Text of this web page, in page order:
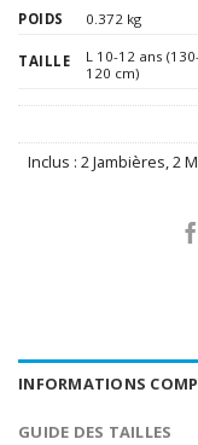
POIDS 0.372 kg
TAILLE L 10-12 ans
120 cm)
Inclus : 2 Jambières,2
INFORMATIONS
GUIDE DES TAILLES